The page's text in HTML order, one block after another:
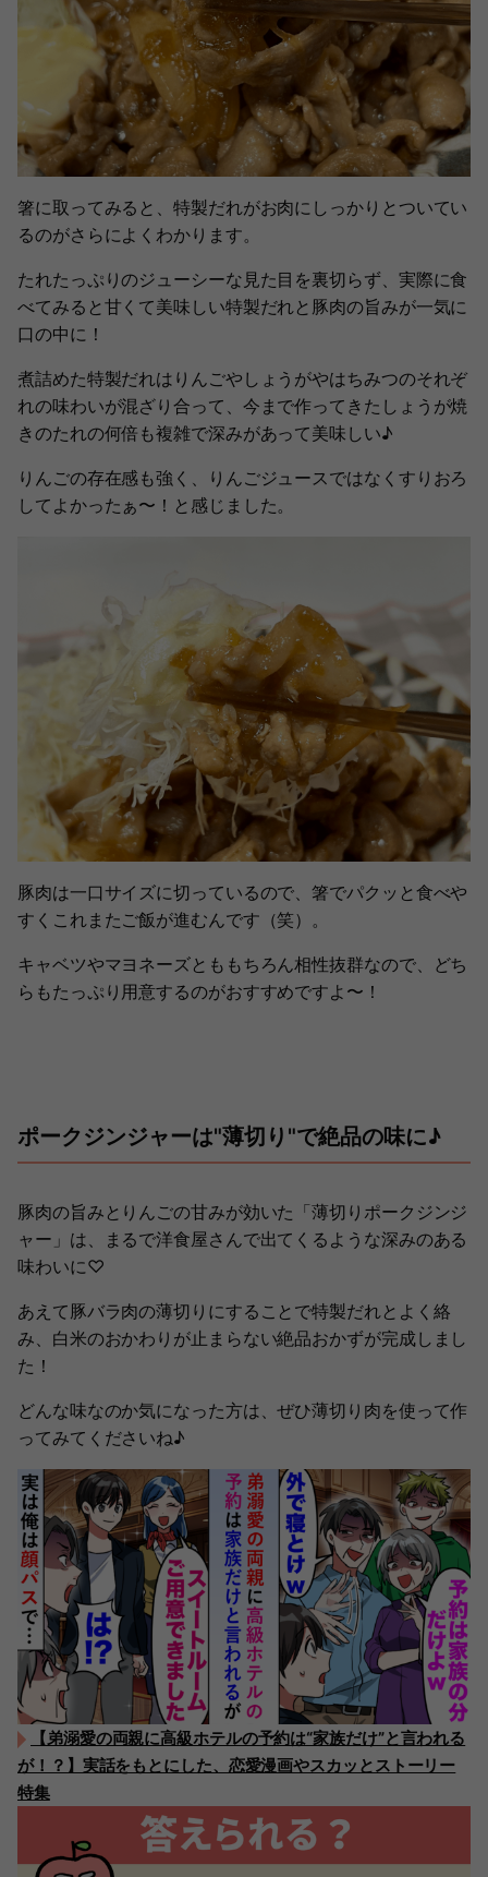
箸に取ってみると、特製だれがお肉にしっかりとついてい
るのがさらによくわかります。
たれたっぷりのジューシーな見た目を裏切らず、実際に食
べてみると甘くて美味しい特製だれと豚肉の旨みが一気に
口の中に！
煮詰めた特製だれはりんごやしょうがやはちみつのそれぞ
れの味わいが混ざり合って、今まで作ってきたしょうが焼
きのたれの何倍も複雑で深みがあって美味しい♪
りんごの存在感も強く、りんごジュースではなくすりおろ
してよかったぁ〜！と感じました。
豚肉は一口サイズに切っているので、箸でパクッと食べや
すくこれまたご飯が進むんです（笑）。
キャベツやマヨネーズとももちろん相性抜群なので、どち
らもたっぷり用意するのがおすすめですよ〜！
ポークジンジャーは"薄切り"で絶品の味に♪
豚肉の旨みとりんごの甘みが効いた「薄切りポークジンジ
ャー」は、まるで洋食屋さんで出てくるような深みのある
味わいに♡
あえて豚バラ肉の薄切りにすることで特製だれとよく絡
み、白米のおかわりが止まらない絶品おかずが完成しまし
た！
どんな味なのか気になった方は、ぜひ薄切り肉を使って作
ってみてくださいね♪
【弟溺愛の両親に高級ホテルの予約は“家族だけ”と言われる
が！？】実話をもとにした、恋愛漫画やスカッとストーリー
特集